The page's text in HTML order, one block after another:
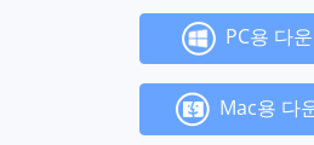
PC용 다
Mac용 다